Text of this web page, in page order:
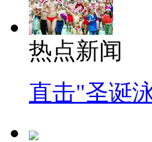
热点新闻
直击"圣诞